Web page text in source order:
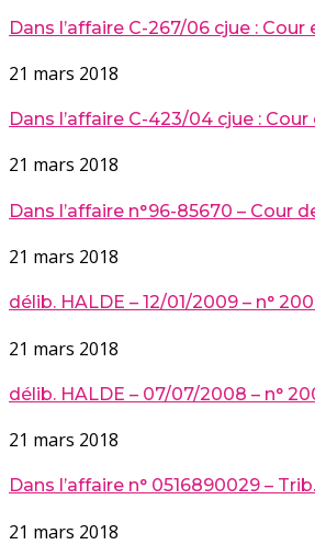
Dans l’affaire C-267/06 cjue :
21 mars 2018
Dans l’affaire C-423/04 cjue :
21 mars 2018
Dans l’affaire n°96-85670 – Cour
21 mars 2018
délib. HALDE – 12/01/2009 – n°
21 mars 2018
délib. HALDE – 07/07/2008 – n°
21 mars 2018
Dans l’affaire n° 0516890029 –
21 mars 2018